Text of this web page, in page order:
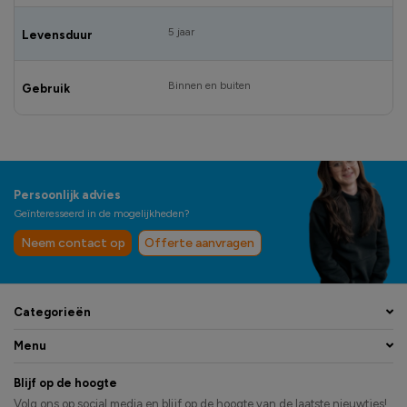
Levensduur 5 jaar
Gebruik Binnen en buiten
Persoonlijk advies
Geïnteresseerd in de mogelijkheden?
Neem contact op Offerte aanvragen
Categorieën
Menu
Blijf op de hoogte
Volg ons op social media en blijf op de hoogte van de laatste nieuwtjes!